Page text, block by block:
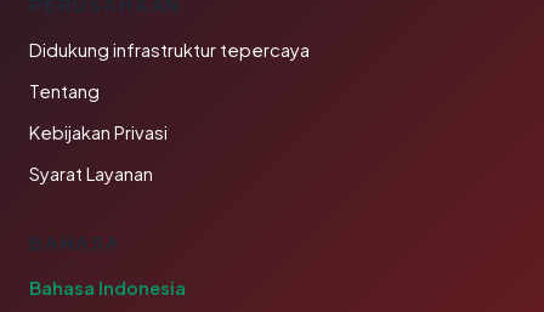
PERUSAHAAN
Didukung infrastruktur tepercaya
Tentang
Kebijakan Privasi
Syarat Layanan
BAHASA
Bahasa Indonesia